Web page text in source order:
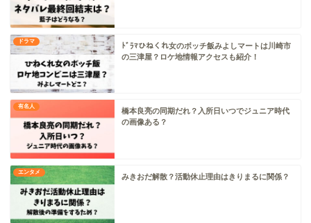
ドラマ
ﾄﾞﾗﾏひねくれ女のボッチ飯みよしマートは川崎市
の三津屋？ロケ地情報アクセスも紹介！
有名人
橋本良亮の同期だれ？入所日いつでジュニア時代
の画像ある？
エンタメ
みきおだ解散？活動休止理由はきりまるに関係？